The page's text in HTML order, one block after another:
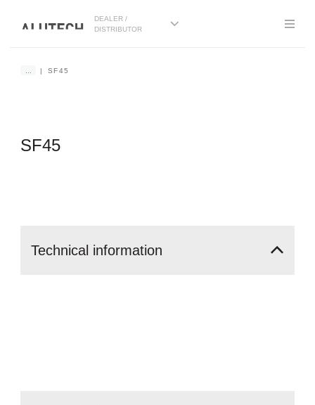
DEALER /
DISTRIBUTOR
SF45
SF45
Technical information